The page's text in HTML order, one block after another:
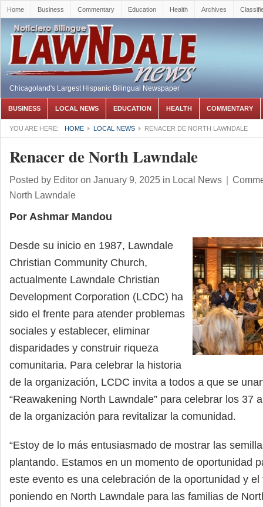
Home Business Commentary Education Health Archives
Chicagoland's Largest Hispanic Bilingual Newspaper
BUSINESS LOCAL NEWS EDUCATION HEALTH COMMENTARY
YOU ARE HERE: HOME LOCAL NEWS RENACER DE NORTH LAWNDALE
Renacer de North Lawndale
Posted by Editor on January 9, 2025 in Local News |
North Lawndale
Por Ashmar Mandou
Desde su inicio en 1987, Lawndale
Christian Community Church,
actualmente Lawndale Christian
Development Corporation (LCDC) ha
sido el frente para atender problemas
sociales y establecer, eliminar
disparidades y construir riqueza
comunitaria. Para celebrar la historia
de la organización, LCDC invita a todos a que se
“Reawakening North Lawndale” para celebrar los 37
de la organización para revitalizar la comunidad.
“Estoy de lo más entusiasmado de mostrar las
plantando. Estamos en un momento de oportunidad
este evento es una celebración de la oportunidad y
poniendo en North Lawndale para las familias de